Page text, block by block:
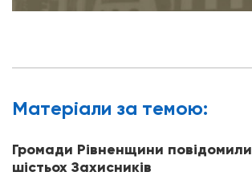
Матерiали за темою:
Громади Рівненщини
шістьох Захисників